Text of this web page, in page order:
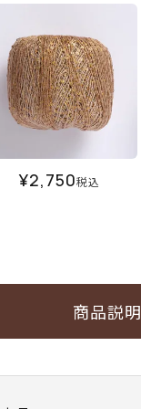
¥2,750税込
商品説明